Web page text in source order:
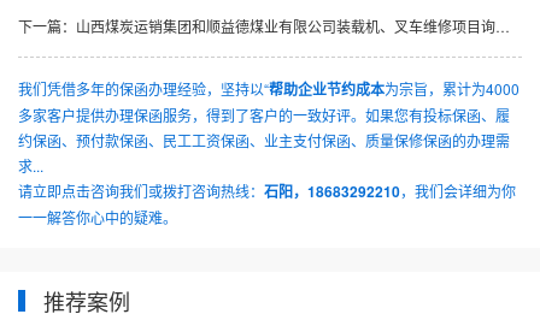
下一篇： 山西煤炭运销集团和顺益德煤业有限公司装载机、叉车维修项目询比采购二次公告
我们凭借多年的保函办理经验，坚持以“帮助企业节约成本为宗旨，累计为4000
多家客户提供办理保函服务，得到了客户的一致好评。如果您有投标保函、履
约保函、预付款保函、民工工资保函、业主支付保函、质量保修保函的办理需
求...
请立即点击咨询我们或拨打咨询热线： 石阳，18683292210，我们会详细为你
一一解答你心中的疑难。
推荐案例